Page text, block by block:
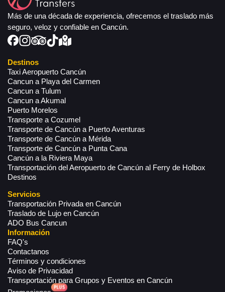
Más de una década de experiencia, ofrecemos el traslado más
seguro, veloz y confiable en Cancún.
Destinos
Taxi Aeropuerto Cancún
Cancun a Playa del Carmen
Cancun a Tulum
Cancun a Akumal
Puerto Morelos
Transporte a Cozumel
Transporte de Cancún a Puerto Aventuras
Transporte de Cancún a Mérida
Transporte de Cancún a Punta Cana
Cancún a la Riviera Maya
Transportación del Aeropuerto de Cancún al Ferry de Holbox
Destinos
Servicios
Transportación Privada en Cancún
Traslado de Lujo en Cancún
ADO Bus Cancun
Información
FAQ's
Contactanos
Términos y condiciones
Aviso de Privacidad
Transportación para Grupos y Eventos en Cancún